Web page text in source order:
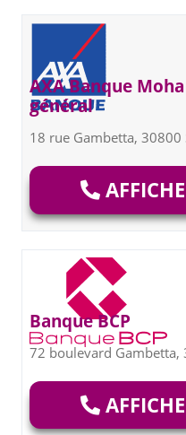
AXA Banque
général
18 rue Gambetta, 30800
Banque BCP
72 boulevard Gambetta,